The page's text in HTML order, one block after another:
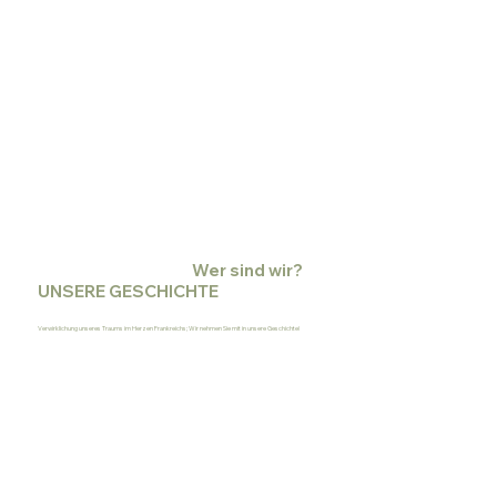
Wer sind wir?
UNSERE GESCHICHTE
Verwirklichung unseres Traums im Herzen Frankreichs; Wir nehmen Sie mit in unsere Geschichte!